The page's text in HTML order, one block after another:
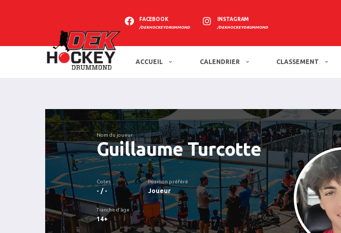
FACEBOOK
/DEKHOCKEYDRUMMOND
INSTAGRAM
/DEKHOCKEYDRUMMOND
ACCUEIL CALENDRIER CLASSEMENT
Nom du joueur
Guillaume Turcotte
Cotes
- / -
Position préféré
Joueur
Tranche d'âge
14+